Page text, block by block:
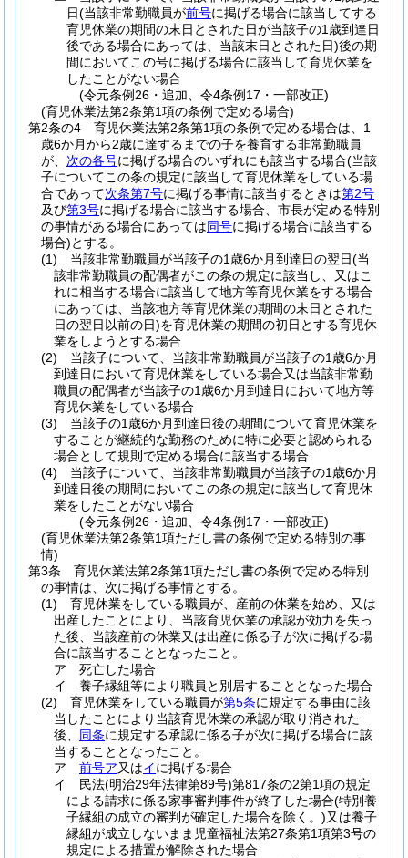
日(当該非常勤職員が前号に掲げる場合に該当してする
育児休業の期間の末日とされた日が当該子の1歳到達日
後である場合にあっては、当該末日とされた日)後の期
間においてこの号に掲げる場合に該当して育児休業を
したことがない場合
(令元条例26・追加、令4条例17・一部改正)
(育児休業法第2条第1項の条例で定める場合)
第2条の4
育児休業法第2条第1項の条例で定める場合は、1
歳6か月から2歳に達するまでの子を養育する非常勤職員
が、 次の各号に掲げる場合のいずれにも該当する場合(当該
子についてこの条の規定に該当して育児休業をしている場
合であって次条第7号に掲げる事情に該当するときは第2号
及び第3号に掲げる場合に該当する場合、市長が定める特別
の事情がある場合にあっては同号に掲げる場合に該当する
場合)とする。
(1)
当該非常勤職員が当該子の1歳6か月到達日の翌日(当
該非常勤職員の配偶者がこの条の規定に該当し、又はこ
れに相当する場合に該当して地方等育児休業をする場合
にあっては、当該地方等育児休業の期間の末日とされた
日の翌日以前の日)を育児休業の期間の初日とする育児休
業をしようとする場合
(2)
当該子について、当該非常勤職員が当該子の1歳6か月
到達日において育児休業をしている場合又は当該非常勤
職員の配偶者が当該子の1歳6か月到達日において地方等
育児休業をしている場合
(3)
当該子の1歳6か月到達日後の期間について育児休業を
することが継続的な勤務のために特に必要と認められる
場合として規則で定める場合に該当する場合
(4)
当該子について、当該非常勤職員が当該子の1歳6か月
到達日後の期間においてこの条の規定に該当して育児休
業をしたことがない場合
(令元条例26・追加、令4条例17・一部改正)
(育児休業法第2条第1項ただし書の条例で定める特別の事
情)
第3条
育児休業法第2条第1項ただし書の条例で定める特別
の事情は、次に掲げる事情とする。
(1)
育児休業をしている職員が、産前の休業を始め、又は
出産したことにより、当該育児休業の承認が効力を失っ
た後、当該産前の休業又は出産に係る子が次に掲げる場
合に該当することとなったこと。
ア
死亡した場合
イ
養子縁組等により職員と別居することとなった場合
(2)
育児休業をしている職員が第5条に規定する事由に該
当したことにより当該育児休業の承認が取り消された
後、 同条に規定する承認に係る子が次に掲げる場合に該
当することとなったこと。
ア
前号ア又はイに掲げる場合
イ
民法(明治29年法律第89号)第817条の2第1項の規定
による請求に係る家事審判事件が終了した場合(特別養
子縁組の成立の審判が確定した場合を除く。)又は養子
縁組が成立しないまま児童福祉法第27条第1項第3号の
規定による措置が解除された場合